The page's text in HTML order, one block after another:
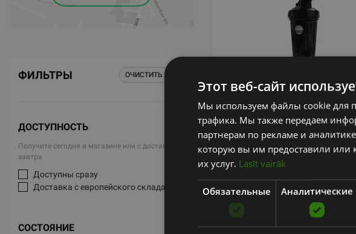
ФИЛЬТРЫ ОЧИСТИТЬ ВСЕ
ДОСТУПНОСТЬ
Получите сегодня в магазине или с доставкой
завтра
Доступны сразу
Доставка с европейского склада
СОСТОЯНИЕ
TRX SHAKER BOTTLE
TRX
9.58€
добавить в
корзину
Этот веб-сайт
Мы используем файлы cookie для
трафика. Мы также передаем
партнерам по рекламе и
которую вы им предоставили или
их услуг. Lasīt vairāk
Обязательные Аналитические